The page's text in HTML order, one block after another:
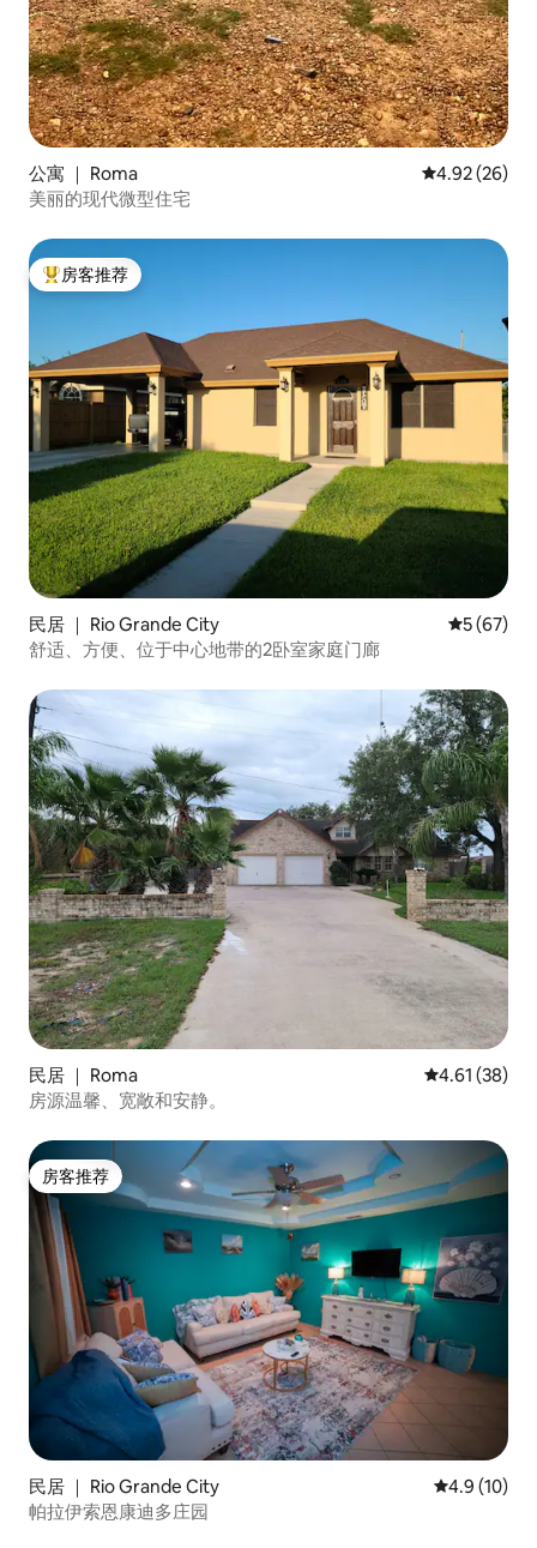
公寓 ｜ Roma 平均评分
4.92 (26)
美丽的现代微型住宅
热门「房客推荐」
房客推荐
民居 ｜ Rio Grande City 平均评分
5 (67)
舒适、方便、位于中心地带的2卧室家庭门廊
民居 ｜ Roma 平均评分
4.61 (38)
房源温馨、宽敞和安静。
房客推荐
房客推荐
民居 ｜ Rio Grande City 平均评分
4.9 (10)
帕拉伊索恩康迪多庄园